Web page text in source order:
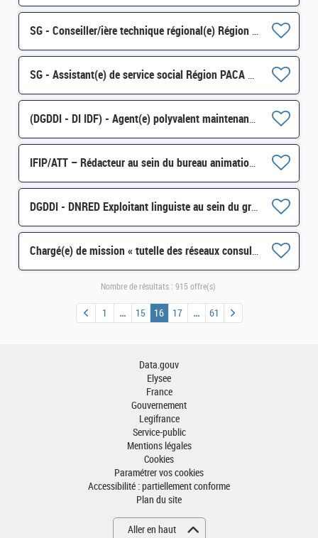
SG - Conseiller/ière technique régional(e) Région Nouvelle-Aquitaine H/F
SG - Assistant(e) de service social Région PACA Corse H/F
(DGDDI - DI IDF) - Agent(e) polyvalent maintenance/ accueil au sein de l'Unité de Soutien (cat. C) H/F
IFIP/ATT – Rédacteur au sein du bureau animation de la fiscalité des professionnels H/F
DGDDI - DNRED Exploitant linguiste au sein du groupement interministériel de contrôle H/F
Chargé(e) de mission « tutelle des réseaux consulaires et filière « automobile et mobilité H/F
Nombre de résultats : 915 offre(s)
1 15 16 17 61
Data.gouv
Elysee
France
Gouvernement
Legifrance
Service-public
Mentions légales
Cookies
Paramétrer vos cookies
Accessibilité : partiellement conforme
Plan du site
Aller en haut